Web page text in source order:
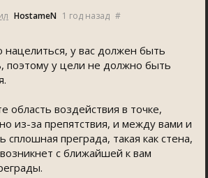
HostameN 1 год назад #
нацелиться, у вас должен быть
поэтому у цели не должно быть
область воздействия в точке,
из-за препятствия, и между вами и
сплошная преграда, такая как стена,
с ближайшей к вам